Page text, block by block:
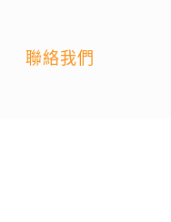
聯絡我們